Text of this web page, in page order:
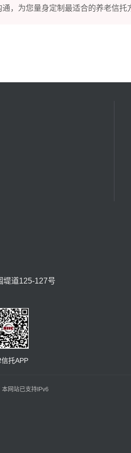
，为您量身定制最适合的养老信托
堤道125-127号
APP
网站已支持IPv6